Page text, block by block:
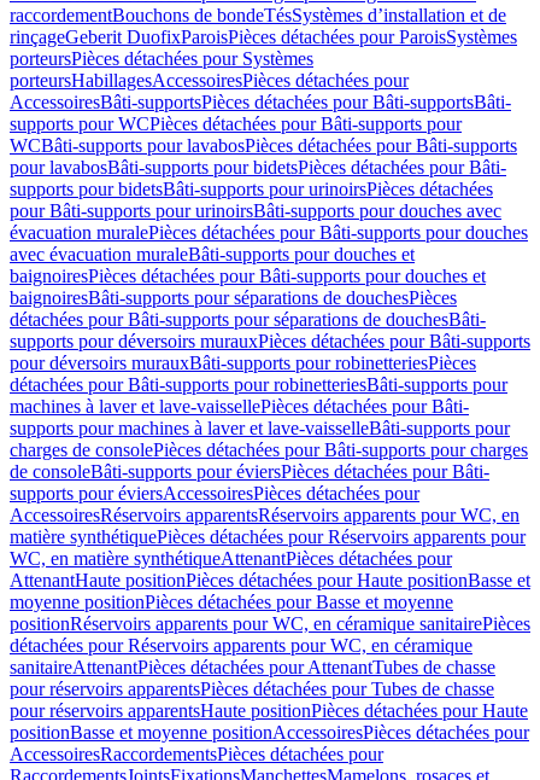
raccordementBouchons de bondeTésSystèmes d’installation et de
rinçageGeberit DuofixParoisPièces détachées pour ParoisSystèmes
porteursPièces détachées pour Systèmes
porteursHabillagesAccessoiresPièces détachées pour
AccessoiresBâti-supportsPièces détachées pour Bâti-supportsBâti-
supports pour WCPièces détachées pour Bâti-supports pour
WCBâti-supports pour lavabosPièces détachées pour Bâti-supports
pour lavabosBâti-supports pour bidetsPièces détachées pour Bâti-
supports pour bidetsBâti-supports pour urinoirsPièces détachées
pour Bâti-supports pour urinoirsBâti-supports pour douches avec
évacuation muralePièces détachées pour Bâti-supports pour douches
avec évacuation muraleBâti-supports pour douches et
baignoiresPièces détachées pour Bâti-supports pour douches et
baignoiresBâti-supports pour séparations de douchesPièces
détachées pour Bâti-supports pour séparations de douchesBâti-
supports pour déversoirs murauxPièces détachées pour Bâti-supports
pour déversoirs murauxBâti-supports pour robinetteriesPièces
détachées pour Bâti-supports pour robinetteriesBâti-supports pour
machines à laver et lave-vaissellePièces détachées pour Bâti-
supports pour machines à laver et lave-vaisselleBâti-supports pour
charges de consolePièces détachées pour Bâti-supports pour charges
de consoleBâti-supports pour éviersPièces détachées pour Bâti-
supports pour éviersAccessoiresPièces détachées pour
AccessoiresRéservoirs apparentsRéservoirs apparents pour WC, en
matière synthétiquePièces détachées pour Réservoirs apparents pour
WC, en matière synthétiqueAttenantPièces détachées pour
AttenantHaute positionPièces détachées pour Haute positionBasse et
moyenne positionPièces détachées pour Basse et moyenne
positionRéservoirs apparents pour WC, en céramique sanitairePièces
détachées pour Réservoirs apparents pour WC, en céramique
sanitaireAttenantPièces détachées pour AttenantTubes de chasse
pour réservoirs apparentsPièces détachées pour Tubes de chasse
pour réservoirs apparentsHaute positionPièces détachées pour Haute
positionBasse et moyenne positionAccessoiresPièces détachées pour
AccessoiresRaccordementsPièces détachées pour
RaccordementsJointsFixationsManchettesMamelons, rosaces et